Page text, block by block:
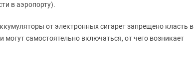
в аэропорту).
от электронных сигарет запрещено класть в
самостоятельно включаться, от чего возникает